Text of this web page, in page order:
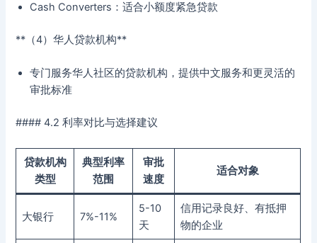
Cash Converters：适合小额度紧急贷款
**（4）华人贷款机构**
专门服务华人社区的贷款机构，提供中文服务和更灵活的
审批标准
#### 4.2 利率对比与选择建议
贷款机构
类型
典型利率
范围
审批
速度
适合对象
大银行 7%-11%
5-10
天
信用记录良好、有抵押
物的企业